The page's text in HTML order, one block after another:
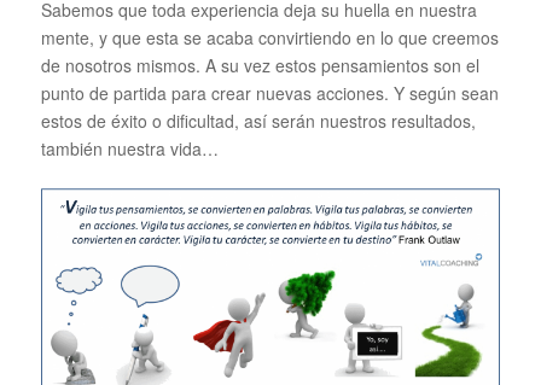
Sabemos que toda experiencia deja su huella en nuestra
mente, y que esta se acaba convirtiendo en lo que creemos
de nosotros mismos. A su vez estos pensamientos son el
punto de partida para crear nuevas acciones. Y según sean
estos de éxito o dificultad, así serán nuestros resultados,
también nuestra vida…